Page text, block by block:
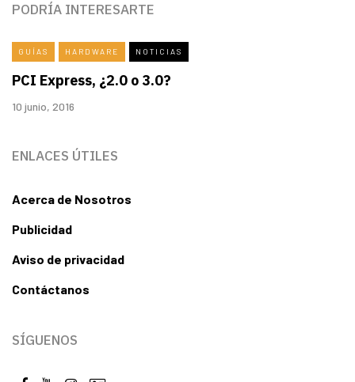
PODRÍA INTERESARTE
GUÍAS HARDWARE NOTICIAS
PCI Express, ¿2.0 o 3.0?
10 junio, 2016
ENLACES ÚTILES
Acerca de Nosotros
Publicidad
Aviso de privacidad
Contáctanos
SÍGUENOS